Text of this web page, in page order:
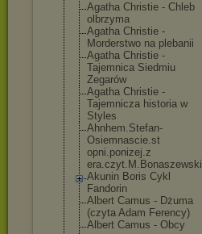
Agatha Christie - Chleb
olbrzyma
Agatha Christie -
Morderstwo na plebanii
Agatha Christie -
Tajemnica Siedmiu
Zegarów
Agatha Christie -
Tajemnicza historia w
Styles
Ahnhem.Stefan-
Osiemnascie.st
opni.ponizej.z
era.czyt.M.Bonaszewski
Akunin Boris Cykl
Fandorin
Albert Camus - Dżuma
(czyta Adam Ferency)
Albert Camus - Obcy